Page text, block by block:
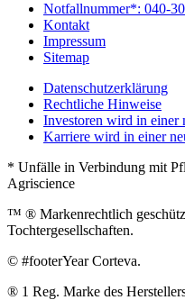
Notfallnummer*: 040-
Kontakt
Impressum
Sitemap
Datenschutzerklärung
Rechtliche Hinweise
Investoren wird in einer
Karriere wird in einer
* Unfälle in Verbindung mit
Agriscience
™ ® Markenrechtlich
Tochtergesellschaften.
© #footerYear Corteva.
® 1 Reg. Marke des